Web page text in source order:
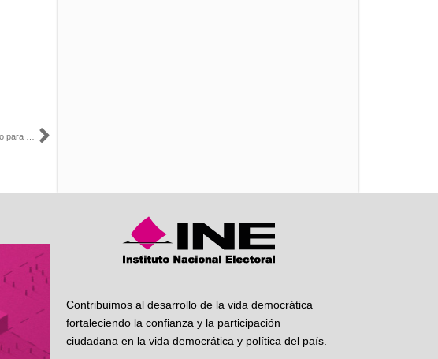
Siguiente
Contribuimos al desarrollo de la vida democrática
fortaleciendo la confianza y la participación
ciudadana en la vida democrática y política del país.